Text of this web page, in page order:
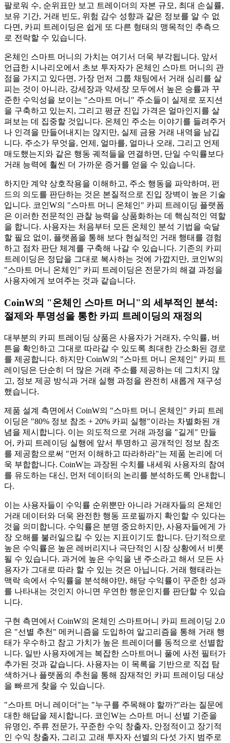
팔로워 수, 순위표만 보고 트레이더의 자본 규모, 최대 손실률,
보유 기간, 거래 빈도, 위험 감수 성향과 같은 정보를 알 수 없
다면, 카피 트레이딩은 쉽게 또 다른 형태의 맹목적인 추측으
로 전락할 수 있습니다.
온체인 스마트 머니의 가치는 여기서 더욱 부각됩니다. 앞서
언급한 시나리오에서 초보 투자자가 온체인 스마트 머니의 관
점을 가지고 있다면, 가장 먼저 그룹 채팅에서 거래 심리를 살
피는 것이 아니라, 강세장과 약세장 모두에서 높은 승률과 꾸
준한 수익성을 보이는 "스마트 머니" 주소들이 실제로 포지션
을 구축하고 있는지, 그리고 평균 진입 가격은 얼마인지를 살
펴보는 데 집중할 것입니다. 온체인 주소는 이야기를 들려주거
나 인격을 만들어내지는 않지만, 실제 금융 거래 내역을 남깁
니다. 주소가 무엇을, 언제, 얼마를, 얼마나 오래, 그리고 언제
매도했는지와 같은 행동 궤적들을 연결하면, 단일 수익률보다
거래 능력에 훨씬 더 가까운 증거를 얻을 수 있습니다.
하지만 계약 상호작용을 이해하고, 주소 행동을 파악하며, 펀
드의 의도를 판단하는 것은 본질적으로 진입 장벽이 높은 기술
입니다. 코인W의 "스마트 머니 온체인" 카피 트레이딩 플랫폼
은 이러한 전문적인 관찰 능력을 상품화하는 데 핵심적인 역할
을 합니다. 사용자는 처음부터 모든 온체인 분석 기법을 숙달
할 필요 없이, 플랫폼을 통해 보다 현실적인 거래 행태를 경험
하고 점차 판단 체계를 구축해 나갈 수 있습니다. 기존의 카피
트레이딩은 정답을 그대로 복사하는 것에 가깝지만, 코인W의
"스마트 머니 온체인" 카피 트레이딩은 전문가의 해결 과정을
사용자에게 보여주는 것과 같습니다.
CoinW의 "온체인 스마트 머니"의 세부적인 분석:
절제와 투명성을 통한 카피 트레이딩의 재정의
대부분의 카피 트레이딩 상품은 사용자가 거래자, 수익률, 버
튼을 확인하고 그대로 따라갈 수 있도록 최대한 간소화된 경로
를 제공합니다. 하지만 CoinW의 "스마트 머니 온체인" 카피 트
레이딩은 단순히 더 많은 거래 주소를 제공하는 데 그치지 않
고, 정보 제공 방식과 거래 실행 과정을 완전히 새롭게 재구성
했습니다.
제품 설계 측면에서 CoinW의 "스마트 머니 온체인" 카피 트레
이딩은 "80% 정보 참조 + 20% 카피 실행"이라는 차별화된 개
념을 제시합니다. 이는 의도적으로 거래 과정을 "길게" 만들
어, 카피 트레이딩 실행에 앞서 투명하고 공개적인 정보 참조
를 제공함으로써 "먼저 이해하고 따라하라"는 제품 논리에 더
욱 부합합니다. CoinW는 과장된 수치를 내세워 사용자의 참여
를 유도하는 대신, 먼저 데이터의 논리를 분석하도록 안내합니
다.
이는 사용자들이 수익률 순위뿐만 아니라 거래자들의 온체인
거래 데이터와 더욱 완전한 행동 프로필까지 확인할 수 있다는
것을 의미합니다. 수익률은 분명 중요하지만, 사용자들에게 가
장 오해를 불러일으킬 수 있는 지표이기도 합니다. 단기적으로
높은 수익률은 높은 레버리지나 극단적인 시장 상황에서 비롯
될 수 있습니다. 과거에 높은 수익을 낸 주소라고 해서 모든 사
용자가 그대로 따라 할 수 있는 것은 아닙니다. 거래 행태라는
맥락 속에서 수익률을 분석해야만, 해당 수익률이 꾸준한 성과
를 나타내는 것인지 아니면 우연한 행운인지를 판단할 수 있습
니다.
구현 측면에서 CoinW의 온체인 스마트머니 카피 트레이딩 2.0
은 "선별 추천" 메커니즘을 도입하여 알고리즘을 통해 거래 행
태가 우수하고 참고 가치가 높은 트레이더를 동적으로 선별합
니다. 일반 사용자에게는 복잡한 스마트머니 풀에 사전 필터가
추가된 것과 같습니다. 사용자는 이 목록을 기반으로 직접 탐
색하거나 플랫폼의 추천을 통해 잠재적인 카피 트레이딩 대상
을 빠르게 찾을 수 있습니다.
"스마트 머니 레이더"는 "누구를 주목해야 할까?"라는 질문에
대한 해답을 제시합니다. 코인W는 스마트 머니 선별 기준을
유명인, 주류 전문가, 꾸준한 수익 창출자, 안정적이고 장기적
인 수익 창출자, 그리고 고래 투자자 선별의 다섯 가지 범주로